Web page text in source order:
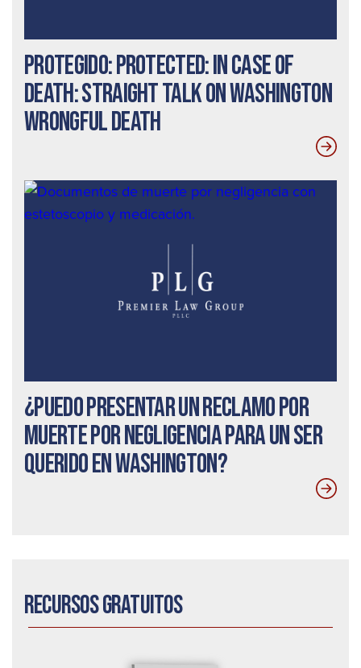
Protegido: Protected: In Case Of
Death: Straight Talk On Washington
Wrongful Death
¿Puedo presentar un reclamo por
muerte por negligencia para un ser
querido en Washington?
Recursos gratuitos